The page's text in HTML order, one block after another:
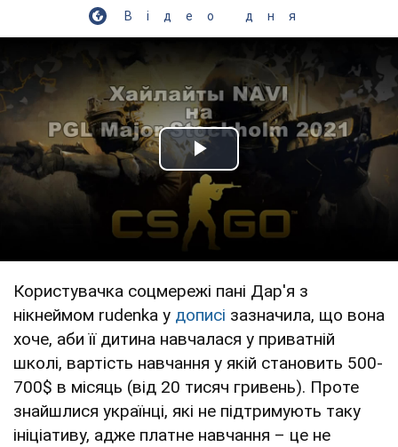
Відео дня
Play Video
Користувачка соцмережі пані Дар'я з
нікнеймом rudenka у дописі зазначила, що вона
хоче, аби її дитина навчалася у приватній
школі, вартість навчання у якій становить 500-
700$ в місяць (від 20 тисяч гривень). Проте
знайшлися українці, які не підтримують таку
ініціативу, адже платне навчання – це не